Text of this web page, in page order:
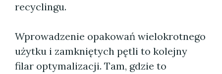
recyclingu.
Wprowadzenie opakowań wielokrotnego
użytku i zamkniętych pętli to kolejny
filar optymalizacji. Tam, gdzie to